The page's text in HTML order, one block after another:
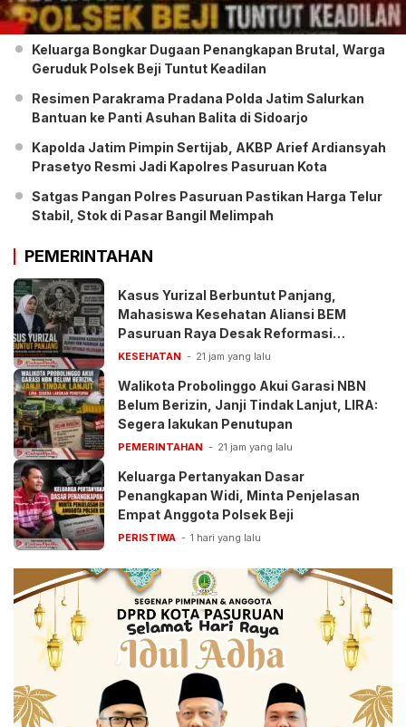
Keluarga Bongkar Dugaan Penangkapan Brutal, Warga
Geruduk Polsek Beji Tuntut Keadilan
Resimen Parakrama Pradana Polda Jatim Salurkan
Bantuan ke Panti Asuhan Balita di Sidoarjo
Kapolda Jatim Pimpin Sertijab, AKBP Arief Ardiansyah
Prasetyo Resmi Jadi Kapolres Pasuruan Kota
Satgas Pangan Polres Pasuruan Pastikan Harga Telur
Stabil, Stok di Pasar Bangil Melimpah
PEMERINTAHAN
Kasus Yurizal Berbuntut Panjang,
Mahasiswa Kesehatan Aliansi BEM
Pasuruan Raya Desak Reformasi
Pelayanan BPJS
KESEHATAN 21 jam yang lalu
Walikota Probolinggo Akui Garasi NBN
Belum Berizin, Janji Tindak Lanjut, LIRA:
Segera lakukan Penutupan
PEMERINTAHAN 21 jam yang lalu
Keluarga Pertanyakan Dasar
Penangkapan Widi, Minta Penjelasan
Empat Anggota Polsek Beji
PERISTIWA 1 hari yang lalu